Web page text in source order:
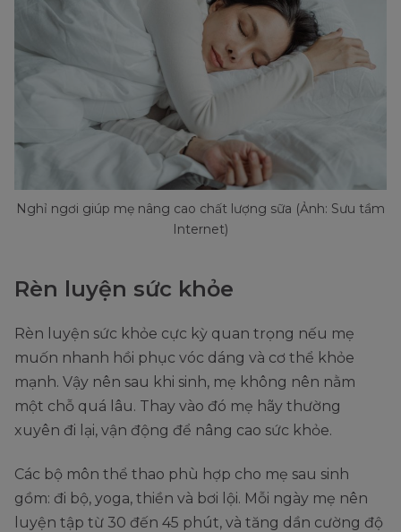
Nghỉ ngơi giúp mẹ nâng cao chất lượng sữa (Ảnh: Sưu tầm
Internet)
Rèn luyện sức khỏe
Rèn luyện sức khỏe cực kỳ quan trọng nếu mẹ
muốn nhanh hồi phục vóc dáng và cơ thể khỏe
mạnh. Vậy nên sau khi sinh, mẹ không nên nằm
một chỗ quá lâu. Thay vào đó mẹ hãy thường
xuyên đi lại, vận động để nâng cao sức khỏe.
Các bộ môn thể thao phù hợp cho mẹ sau sinh
gồm: đi bộ, yoga, thiền và bơi lội. Mỗi ngày mẹ nên
luyện tập từ 30 đến 45 phút, và tăng dần cường độ